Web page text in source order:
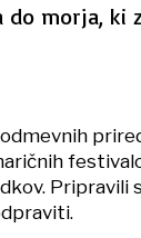
do morja, ki
Pripravili